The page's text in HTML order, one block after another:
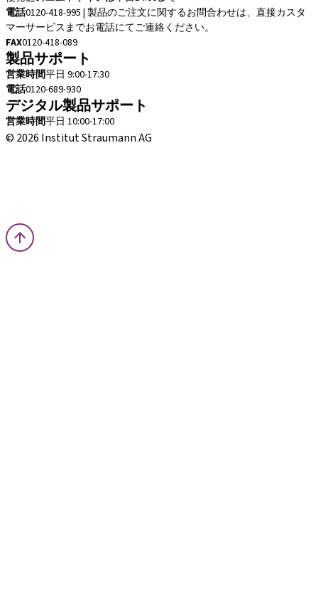
電話0120-418-995 | 製品のご注文に関するお問合わせは、直接カスタ
マーサービスまでお電話にてご連絡ください。
FAX0120-418-089
製品サポート
営業時間平日 9:00-17:30
電話0120-689-930
デジタル製品サポート
営業時間平日 10:00-17:00
© 2026 Institut Straumann AG